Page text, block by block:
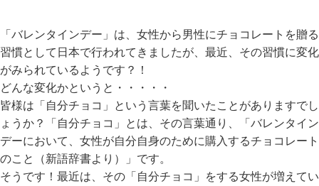
「バレンタインデー」は、女性から男性にチョコレートを贈る
習慣として日本で行われてきましたが、最近、その習慣に変化
がみられているようです？！
どんな変化かというと・・・・・
皆様は「自分チョコ」という言葉を聞いたことがありますでし
ょうか？「自分チョコ」とは、その言葉通り、「バレンタイン
デーにおいて、女性が自分自身のために購入するチョコレート
のこと（新語辞書より）」です。
そうです！最近は、その「自分チョコ」をする女性が増えてい